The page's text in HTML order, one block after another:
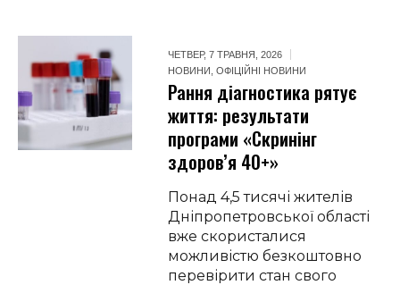
ЧЕТВЕР, 7 ТРАВНЯ, 2026
НОВИНИ ,ОФІЦІЙНІ НОВИНИ
Рання діагностика рятує
життя: результати
програми «Скринінг
здоров’я 40+»
Понад 4,5 тисячі жителів
Дніпропетровської області
вже скористалися
можливістю безкоштовно
перевірити стан свого